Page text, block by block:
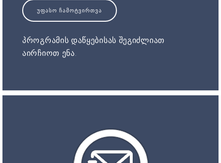
ᲣᲤᲐᲡᲝ ᲩᲐᲛᲝᲢᲕᲘᲠᲗᲕᲐ
პროგრამის დაწყებისას შეგიძლიათ
აირჩიოთ ენა.